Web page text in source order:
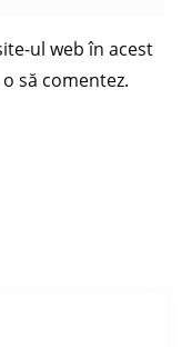
ul web în acest
să comentez.